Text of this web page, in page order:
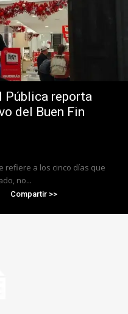
Pública reporta
del Buen Fin
refiere a los cinco días que
no...
Compartir >>